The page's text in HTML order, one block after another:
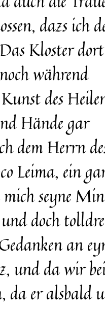
dazs ich
Kloster
während
des
Hände gar
dem Herrn
Leima, ein
seyne
doch
an
und da wir
da er alsbald